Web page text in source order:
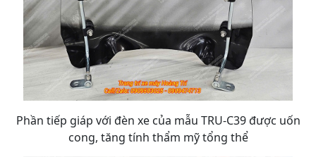
Phần tiếp giáp với đèn xe của mẫu TRU-C39 được uốn
cong, tăng tính thẩm mỹ tổng thể